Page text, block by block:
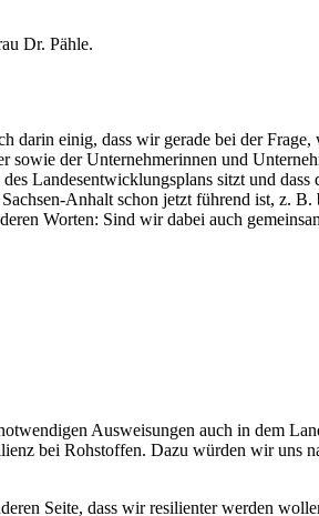
Dr. Pähle.
einig, dass wir gerade bei der
der Unternehmerinnen und
Landesentwicklungsplans sitzt und
Anhalt schon jetzt führend ist, z.
Worten: Sind wir dabei auch
Ausweisungen auch in dem
bei Rohstoffen. Dazu würden wir uns
Seite, dass wir resilienter werden